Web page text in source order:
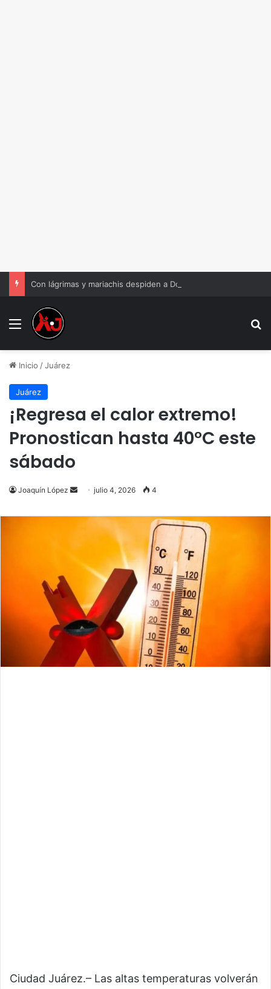
Menu
Inicio /Juárez
Juárez
¡Regresa el calor extremo!
Pronostican hasta 40°C este
sábado
Joaquín López
Send
email
julio 4, 2026 4
Ciudad Juárez.– Las altas temperaturas volverán